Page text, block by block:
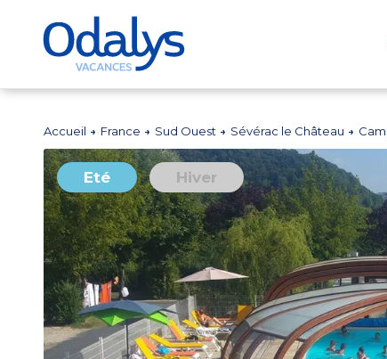
Accueil France Sud Ouest Sévérac le Château
Eté Hiver